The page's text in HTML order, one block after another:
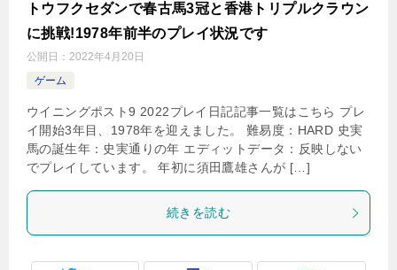
トウフクセダンで春古馬3冠と香港トリプルクラウン
に挑戦!1978年前半のプレイ状況です
公開日： 2022年4月20日
ゲーム
ウイニングポスト9 2022プレイ日記記事一覧はこちら プレ
イ開始3年目、1978年を迎えました。 難易度：HARD 史実
馬の誕生年：史実通りの年 エディットデータ：反映しない
でプレイしています。 年初に須田鷹雄さんが […]
続きを読む